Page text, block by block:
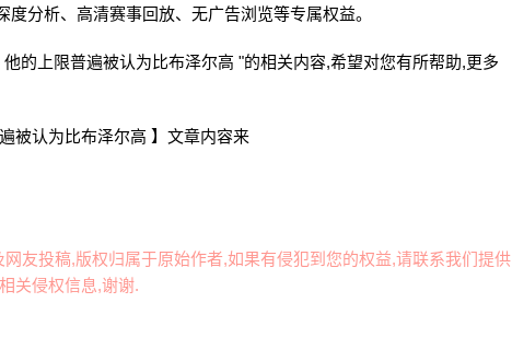
分析、高清赛事回放、无广告浏览等专属权益。
的上限普遍被认为比布泽尔高 "的相关内容,希望对您有所帮助,更多
被认为比布泽尔高 】文章内容来
友投稿,版权归属于原始作者,如果有侵犯到您的权益,请联系我们提供
关侵权信息,谢谢.